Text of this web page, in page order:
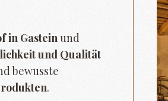
in Gasteinund
und Qualität
bewusste
.